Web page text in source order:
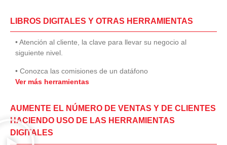
LIBROS DIGITALES Y OTRAS HERRAMIENTAS
• Atención al cliente, la clave para llevar su negocio al
siguiente nivel.
• Conozca las comisiones de un datáfono
Ver más herramientas
AUMENTE EL NÚMERO DE VENTAS Y DE CLIENTES
HACIENDO USO DE LAS HERRAMIENTAS
DIGITALES